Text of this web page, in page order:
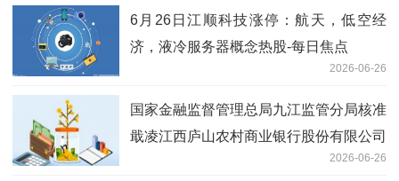
6月26日江顺科技涨停：航天，低空经
济，液冷服务器概念热股-每日焦点
2026-06-26
国家金融监督管理总局九江监管分局核准
戢凌江西庐山农村商业银行股份有限公司
2026-06-26